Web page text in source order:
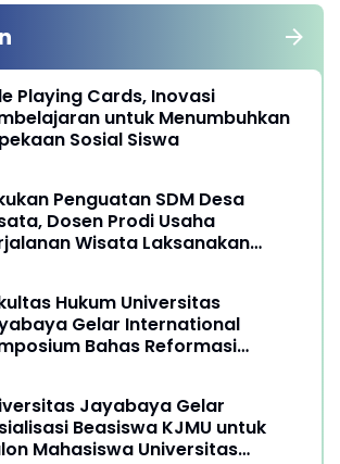
Playing Cards, Inovasi
untuk Menumbuhkan
Sosial Siswa
Penguatan SDM Desa
Dosen Prodi Usaha
Wisata Laksanakan
Masagi - Kabupaten
Jawa Barat
Hukum Universitas
Gelar International
Bahas Reformasi
Jayabaya Gelar
Beasiswa KJMU untuk
Mahasiswa Universitas